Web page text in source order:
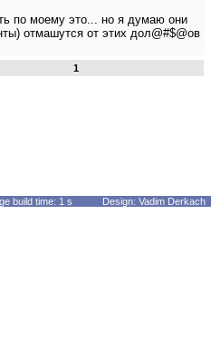
по моему это... но я думаю они
отмашутся от этих дол@#$@ов
1
build time: 1 s Design: Vadim Derkach